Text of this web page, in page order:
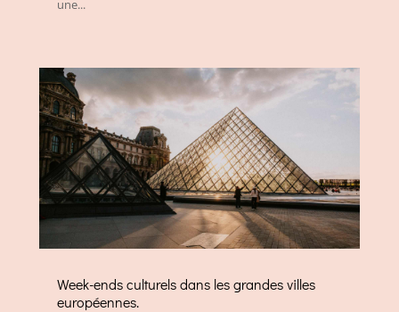
une...
Week-ends culturels dans les grandes villes
européennes.